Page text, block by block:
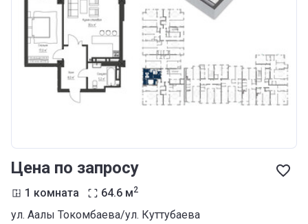
Цена по запросу
1 комната 64.6 м2
ул. Аалы Токомбаева/ул. Куттубаева